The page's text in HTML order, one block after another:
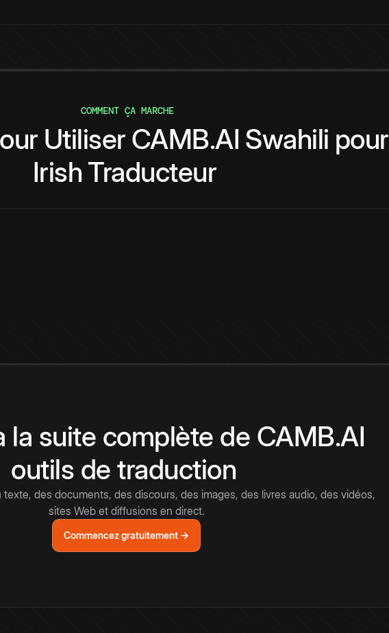
COMMENT ÇA MARCHE
Utiliser CAMB.AI Swahili pour
Irish Traducteur
la suite complète de CAMB.AI
outils de traduction
des documents, des discours, des images, des livres audio, des vidéos,
sites Web et diffusions en direct.
Commencez gratuitement →